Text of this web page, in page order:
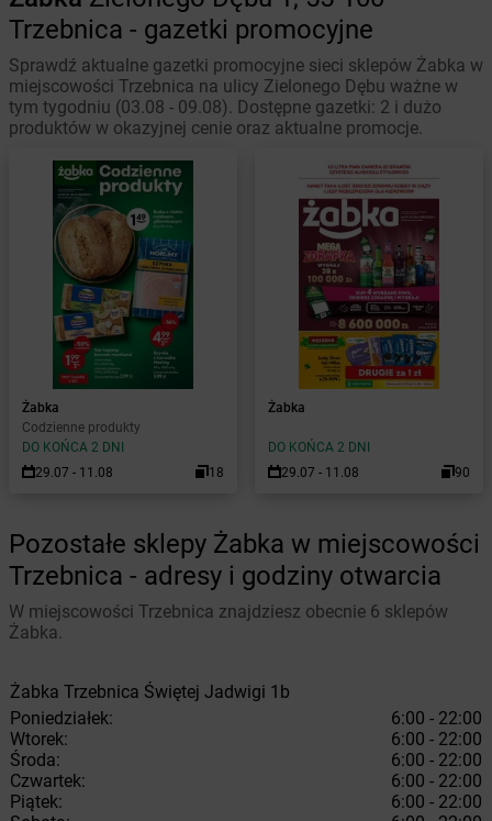
Trzebnica - gazetki promocyjne
Sprawdź aktualne gazetki promocyjne sieci sklepów Żabka w
miejscowości Trzebnica na ulicy Zielonego Dębu ważne w
tym tygodniu (03.08 - 09.08). Dostępne gazetki: 2 i dużo
produktów w okazyjnej cenie oraz aktualne promocje.
Żabka
Codzienne produkty
DO KOŃCA 2 DNI
29.07 - 11.08
18
Żabka
DO KOŃCA 2 DNI
29.07 - 11.08
90
Pozostałe sklepy Żabka w miejscowości
Trzebnica - adresy i godziny otwarcia
W miejscowości Trzebnica znajdziesz obecnie 6 sklepów
Żabka.
Żabka Trzebnica Świętej Jadwigi 1b
Poniedziałek:
6:00 - 22:00
Wtorek:
6:00 - 22:00
Środa:
6:00 - 22:00
Czwartek:
6:00 - 22:00
Piątek:
6:00 - 22:00